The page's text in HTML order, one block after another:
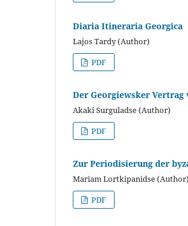
Diaria Itineraria Georgica
Lajos Tardy (Author)
PDF
Der Georgiewsker Vertrag
Akaki Surguladse (Author)
PDF
Zur Periodisierung der
Mariam Lortkipanidse (Author)
PDF